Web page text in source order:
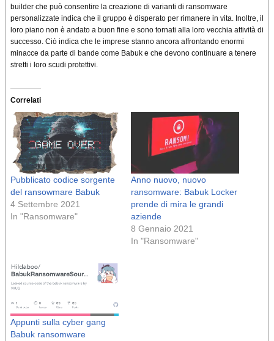
builder che può consentire la creazione di varianti di ransomware
personalizzate indica che il gruppo è disperato per rimanere in vita. Inoltre, il
loro piano non è andato a buon fine e sono tornati alla loro vecchia attività di
successo. Ciò indica che le imprese stanno ancora affrontando enormi
minacce da parte di bande come Babuk e che devono continuare a tenere
stretti i loro scudi protettivi.
Correlati
Pubblicato codice sorgente
del ransowmare Babuk
4 Settembre 2021
In "Ransomware"
Anno nuovo, nuovo
ransomware: Babuk Locker
prende di mira le grandi
aziende
8 Gennaio 2021
In "Ransomware"
Appunti sulla cyber gang
Babuk ransomware